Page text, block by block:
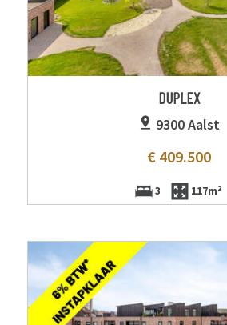
DUPLEX
9300 Aalst
€ 409.500
3 117m²